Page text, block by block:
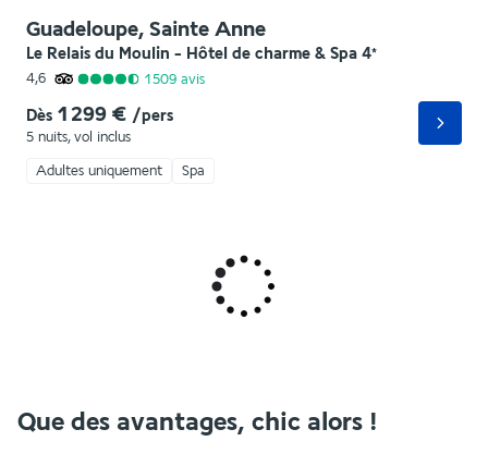
Guadeloupe, Sainte Anne
Le Relais du Moulin - Hôtel de charme & Spa 4*
4,6
1 509 avis
Dès 1 299 € /pers
5 nuits, vol inclus
Adultes uniquement Spa
Que des avantages, chic alors !